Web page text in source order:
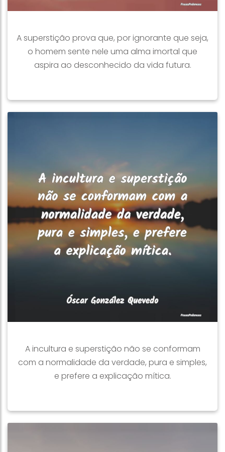
A superstição prova que, por ignorante que seja,
o homem sente nele uma alma imortal que
aspira ao desconhecido da vida futura.
A incultura e superstição não se conformam
com a normalidade da verdade, pura e simples,
e prefere a explicação mítica.